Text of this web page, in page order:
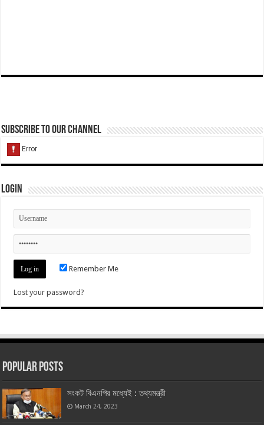
Subscribe to our Channel
Login
Remember Me
Lost your password?
Popular Posts
সংকট বিএনপির মধ্যেই : তথ্যমন্ত্রী
March 24, 2023